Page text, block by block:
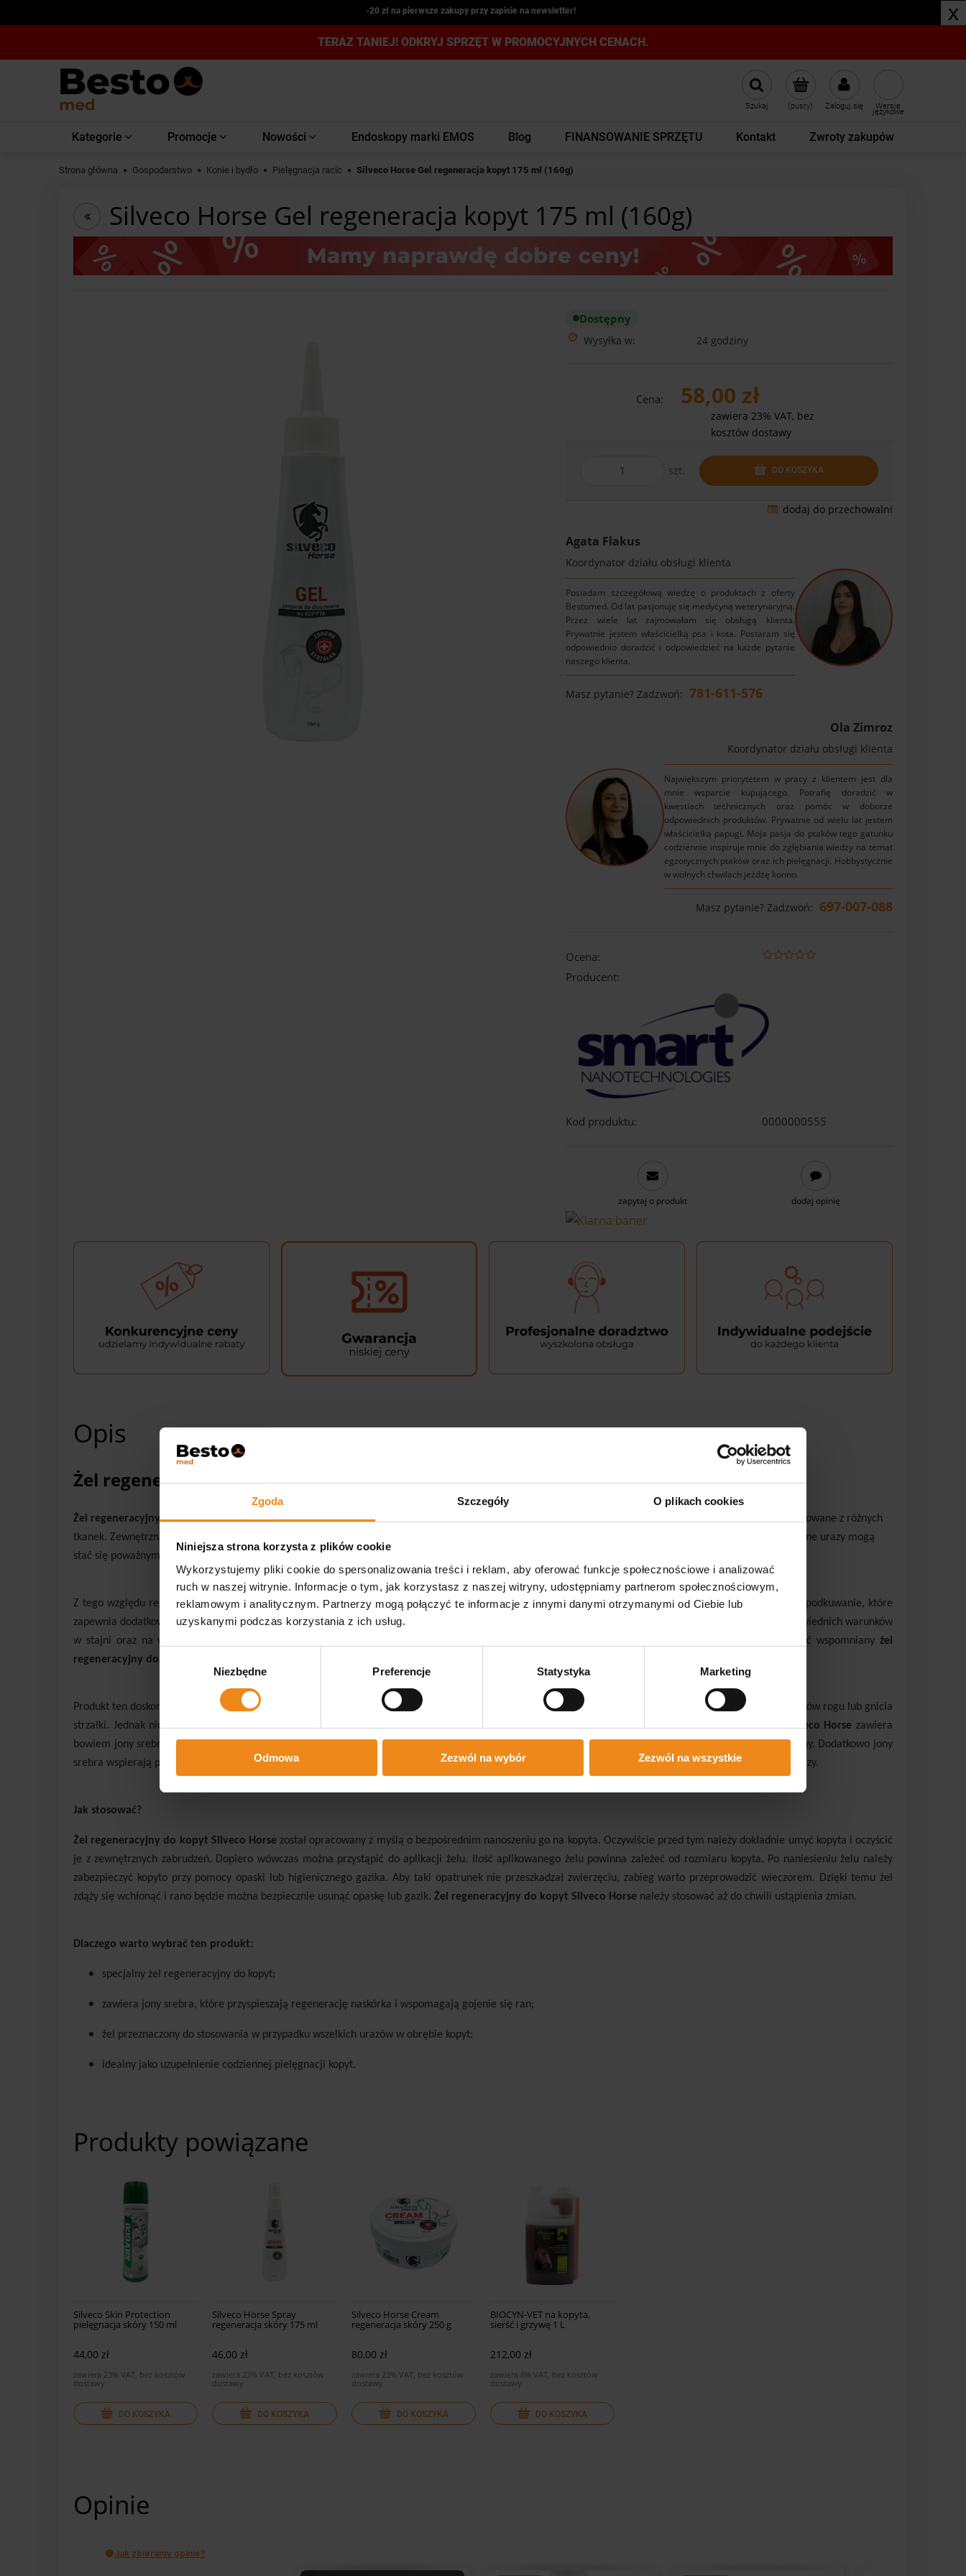
Zgoda Szczegóły O plikach cookies
Niniejsza strona korzysta z plików cookie
Wykorzystujemy pliki cookie do spersonalizowania treści i reklam, aby oferować funkcje społecznościowe i analizować
ruch w naszej witrynie. Informacje o tym, jak korzystasz z naszej witryny, udostępniamy partnerom społecznościowym,
reklamowym i analitycznym. Partnerzy mogą połączyć te informacje z innymi danymi otrzymanymi od Ciebie lub
uzyskanymi podczas korzystania z ich usług.
Niezbędne Preferencje Statystyka Marketing
Odmowa Zezwól na wybór Zezwól na wszystkie
-20 zł na pierwsze zakupy przy zapisie na newsletter! x
TERAZ TANIEJ! ODKRYJ SPRZĘT W PROMOCYJNYCH CENACH.
(pusty) Zaloguj się
Szukaj Wersje
językowe
Kategorie Promocje Nowości Endoskopy marki EMOS Blog FINANSOWANIE SPRZĘTU Kontakt Zwroty zakupów
Strona główna Gospodarstwo Konie i bydło Pielęgnacja racic Silveco Horse Gel regeneracja kopyt 175 ml (160g)
Silveco Horse Gel regeneracja kopyt 175 ml (160g)
Dostępny
Wysyłka w: 24 godziny
Cena: 58,00 zł
zawiera 23% VAT, bez
kosztów dostawy
szt. DO KOSZYKA
dodaj do przechowalni
Agata Flakus
Koordynator działu obsługi klienta
Posiadam szczegółową wiedzę o produktach z oferty
Bestomed. Od lat pasjonuję się medycyną weterynaryjną.
Przez wiele lat zajmowałam się obsługą klienta.
Prywatnie jestem właścicielką psa i kota. Postaram się
odpowiednio doradzić i odpowiedzieć na każde pytanie
naszego klienta.
Masz pytanie? Zadzwoń: 781-611-576
Ola Zimroz
Koordynator działu obsługi klienta
Największym priorytetem w pracy z klientem jest dla
mnie wsparcie kupującego. Potrafię doradzić w
kwestiach technicznych oraz pomóc w doborze
odpowiednich produktów. Prywatnie od wielu lat jestem
właścicielką papugi. Moja pasja do ptaków tego gatunku
codziennie inspiruje mnie do zgłębiania wiedzy na temat
egzotycznych ptaków oraz ich pielęgnacji. Hobbystycznie
w wolnych chwilach jeżdżę konno.
Masz pytanie? Zadzwoń: 697-007-088
Ocena:
Producent:
Kod produktu: 0000000555
zapytaj o produkt dodaj opinię
Opis
Żel regeneracyjny do kopyt Silveco Horse 175 ml (160g)
Żel regeneracyjny do kopyt Silveco Horseto unikalny produkt pielęgnacyjny. Powstał on z myślą o ochronie kopyt koni. Jak wiadomo, końskie kopyta są zbudowane z różnych
tkanek. Zewnętrzna puszka kopytowa skrywa w sobie: kość, trzeszczkę, staw oraz tkankę chrzęstną. Co więcej, kopyta są silnie ukrwione, przez co ich ewentualne urazy mogą
stać się poważnym problemem zdrowotnym.
Z tego względu regularna pielęgnacja kopyt ma naprawdę duże znaczenie. Oczywiście najczęściej stosowanym zabiegiem w ramach takiej pielęgnacji jest podkuwanie, które
zapewnia dodatkową ochronę osłabionych kopyt przed urazami. Natomiast w przypadku zdrowych kopyt należy zadbać przede wszystkim o utrzymanie odpowiednich warunków
w stajni oraz na wybiegu. Ponadto kopyta koni trzeba regularnie myć i oczyszczać z różnych zabrudzeń. Dodatkowym elementem pielęgnacji może być wspomniany żel
regeneracyjny do kopyt Silveco Horse.
Produkt ten doskonale sprawdza się w przypadku wszelkich urazów i uszkodzeń kopyta. Producent zaleca stosowanie żelu zwłaszcza przy zdiagnozowaniu ubytków rogu lub gnicia
strzałki. Jednak nic nie stoi na przeszkodzie ku temu, aby korzystać z niego także w celach szeroko pojętej pielęgnacji.Żel regeneracyjny do kopyt Silveco Horsezawiera
bowiem jony srebra, które są znane ze swoich właściwości przeciwbakteryjnych. Dzięki temu mogą one zapobiegać powstaniu zakażeń w obrębie samej rany. Dodatkowo jony
srebra wspierają proces regeneracji naskórka. To zaś sprawia, iż
żel regeneracyjny do kopyt Silveco Horse będzie uniwersalnym remedium na powstałe urazy.
Jak stosować?
Żel regeneracyjny do kopyt Silveco Horse został opracowany z myślą o bezpośrednim nanoszeniu go na kopyta. Oczywiście przed tym należy dokładnie umyć kopyta i oczyścić
je z zewnętrznych zabrudzeń. Dopiero wówczas można przystąpić do aplikacji żelu. Ilość aplikowanego żelu powinna zależeć od rozmiaru kopyta. Po naniesieniu żelu należy
zabezpieczyć kopyto przy pomocy opaski lub higienicznego gazika. Aby taki opatrunek nie przeszkadzał zwierzęciu, zabieg warto przeprowadzić wieczorem. Dzięki temu żel
zdąży się wchłonąć i rano będzie można bezpiecznie usunąć opaskę lub gazik. Żel regeneracyjny do kopyt Silveco Horse należy stosować aż do chwili ustąpienia zmian.
Dlaczego warto wybrać ten produkt:
specjalny żel regeneracyjny do kopyt;
zawiera jony srebra, które przyspieszają regenerację naskórka i wspomagają gojenie się ran;
żel przeznaczony do stosowania w przypadku wszelkich urazów w obrębie kopyt;
idealny jako uzupełnienie codziennej pielęgnacji kopyt.
Produkty powiązane
Silveco Skin Protection
pielęgnacja skóry 150 ml
44,00 zł
zawiera 23% VAT, bez kosztów
dostawy
DO KOSZYKA
Silveco Horse Spray
regeneracja skóry 175 ml
46,00 zł
zawiera 23% VAT, bez kosztów
dostawy
DO KOSZYKA
Silveco Horse Cream
regeneracja skóry 250 g
80,00 zł
zawiera 23% VAT, bez kosztów
dostawy
DO KOSZYKA
BIOCYN-VET na kopyta,
sierść i grzywę 1 L
212,00 zł
zawiera 8% VAT, bez kosztów
dostawy
DO KOSZYKA
Opinie
Jak zbieramy opinie?